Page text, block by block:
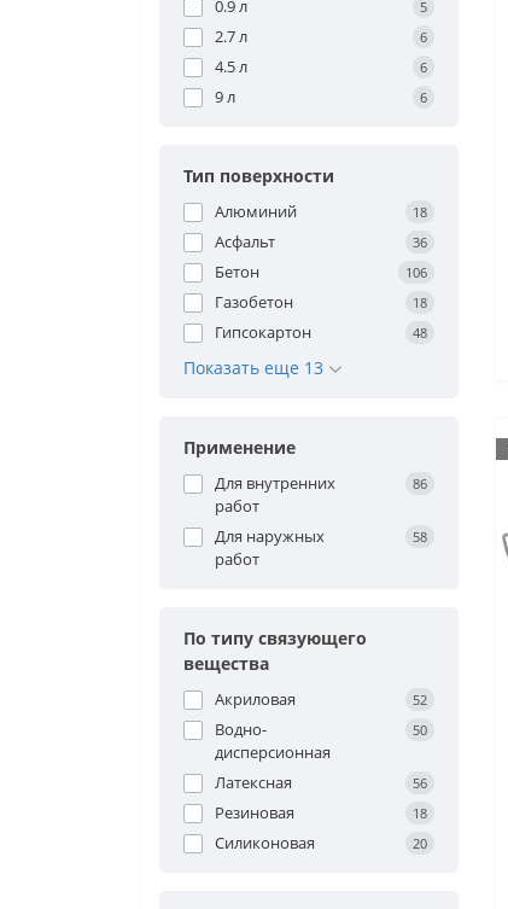
0.9 л 5
2.7 л 6
4.5 л 6
9 л 6
Тип поверхности
Алюминий 18
Асфальт 36
Бетон 106
Газобетон 18
Гипсокартон 48
Показать еще 13
Применение
Для внутренних
работ
86
Для наружных
работ
58
По типу связующего
вещества
Акриловая 52
Водно-
дисперсионная
50
Латексная 56
Резиновая 18
Силиконовая 20